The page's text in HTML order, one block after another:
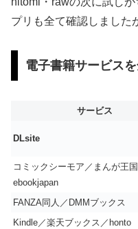
プリも全て確認しました
電子書籍サービス
サービス
DLsite
コミックシーモア／まんが王
ebookjapan
FANZA同人／DMMブックス
Kindle／楽天ブックス／honto